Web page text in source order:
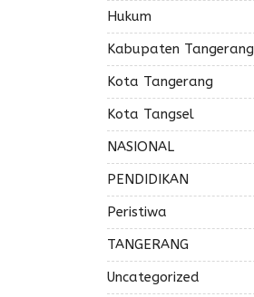
Hukum
Kabupaten Tangerang
Kota Tangerang
Kota Tangsel
NASIONAL
PENDIDIKAN
Peristiwa
TANGERANG
Uncategorized